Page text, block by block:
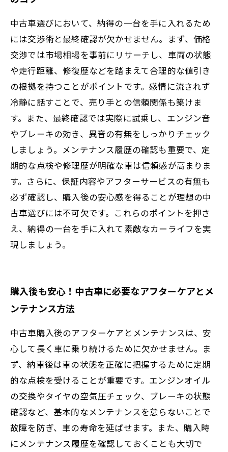
中古車選びにおいて、納得の一台を手に入れるため
には交渉術と最終確認が欠かせません。まず、価格
交渉では市場相場を事前にリサーチし、車両の状態
や走行距離、修復歴などを踏まえて合理的な値引き
の根拠を持つことがポイントです。感情に流されず
冷静に話すことで、売り手との信頼関係も築けま
す。また、最終確認では実際に試乗し、エンジン音
やブレーキの効き、異音の有無をしっかりチェック
しましょう。メンテナンス履歴の確認も重要で、定
期的な点検や修理歴が明確な車は信頼感が高まりま
す。さらに、保証内容やアフターサービスの有無も
必ず確認し、購入後の安心感を得ることが理想の中
古車選びには不可欠です。これらのポイントを押さ
え、納得の一台を手に入れて素敵なカーライフを実
現しましょう。
購入後も安心！中古車に必要なアフターケアとメ
ンテナンス方法
中古車購入後のアフターケアとメンテナンスは、安
心して長く車に乗り続けるために欠かせません。ま
ず、納車後は車の状態を正確に把握するために定期
的な点検を受けることが重要です。エンジンオイル
の交換やタイヤの空気圧チェック、ブレーキの状態
確認など、基本的なメンテナンスを怠らないことで
故障を防ぎ、車の寿命を延ばせます。また、購入時
にメンテナンス履歴を確認しておくことも大切で